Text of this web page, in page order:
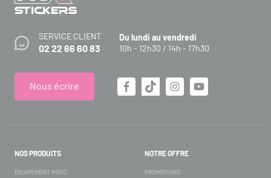
SERVICE CLIENT
02 22 66 60 83
Du lundi au vendredi
10h - 12h30 / 14h - 17h30
Nous écrire
NOS PRODUITS
ÉQUIPEMENT MOTO
NOTRE OFFRE
PROMOTIONS